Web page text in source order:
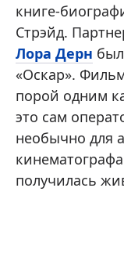
книге-
Стрэйд.
Лора Дерн
«Оскар».
порой одним
это сам
необычно для
получилась